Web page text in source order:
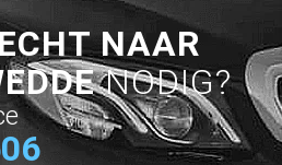
NAAR
NODIG?